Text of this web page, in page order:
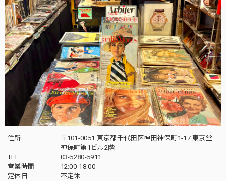
住所
〒101-0051 東京都千代田区神田神保町1-17 東京堂
神保町第1ビル2階
TEL
03-5280-5911
営業時間
12:00-18:00
定休日
不定休